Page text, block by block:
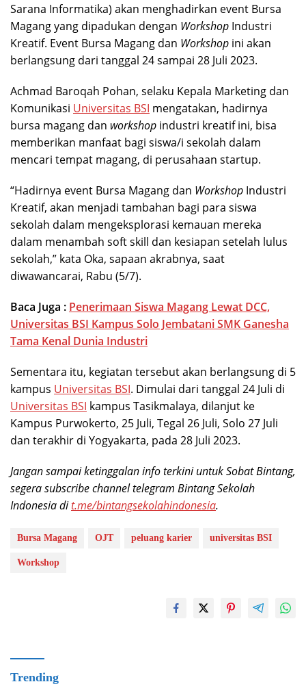
Sarana Informatika) akan menghadirkan event Bursa
Magang yang dipadukan dengan Workshop Industri
Kreatif. Event Bursa Magang dan Workshop ini akan
berlangsung dari tanggal 24 sampai 28 Juli 2023.
Achmad Baroqah Pohan, selaku Kepala Marketing dan
Komunikasi Universitas BSI mengatakan, hadirnya
bursa magang dan workshop industri kreatif ini, bisa
memberikan manfaat bagi siswa/i sekolah dalam
mencari tempat magang, di perusahaan startup.
“Hadirnya event Bursa Magang dan Workshop Industri
Kreatif, akan menjadi tambahan bagi para siswa
sekolah dalam mengeksplorasi kemauan mereka
dalam menambah soft skill dan kesiapan setelah lulus
sekolah,” kata Oka, sapaan akrabnya, saat
diwawancarai, Rabu (5/7).
Baca Juga : Penerimaan Siswa Magang Lewat DCC,
Universitas BSI Kampus Solo Jembatani SMK Ganesha
Tama Kenal Dunia Industri
Sementara itu, kegiatan tersebut akan berlangsung di 5
kampus Universitas BSI. Dimulai dari tanggal 24 Juli di
Universitas BSI kampus Tasikmalaya, dilanjut ke
Kampus Purwokerto, 25 Juli, Tegal 26 Juli, Solo 27 Juli
dan terakhir di Yogyakarta, pada 28 Juli 2023.
Jangan sampai ketinggalan info terkini untuk Sobat Bintang,
segera subscribe channel telegram Bintang Sekolah
Indonesia dit.me/bintangsekolahindonesia.
Bursa Magang OJT peluang karier universitas BSI
Workshop
Trending